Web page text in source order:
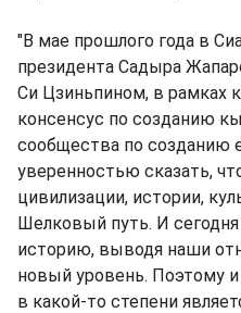
"В мае прошлого года в
президента Садыра
Си Цзиньпином, в рамках
консенсус по созданию
сообщества по созданию
уверенностью сказать,
цивилизации, истории,
Шелковый путь. И
историю, выводя наши
новый уровень. Поэтому
в какой-то степени